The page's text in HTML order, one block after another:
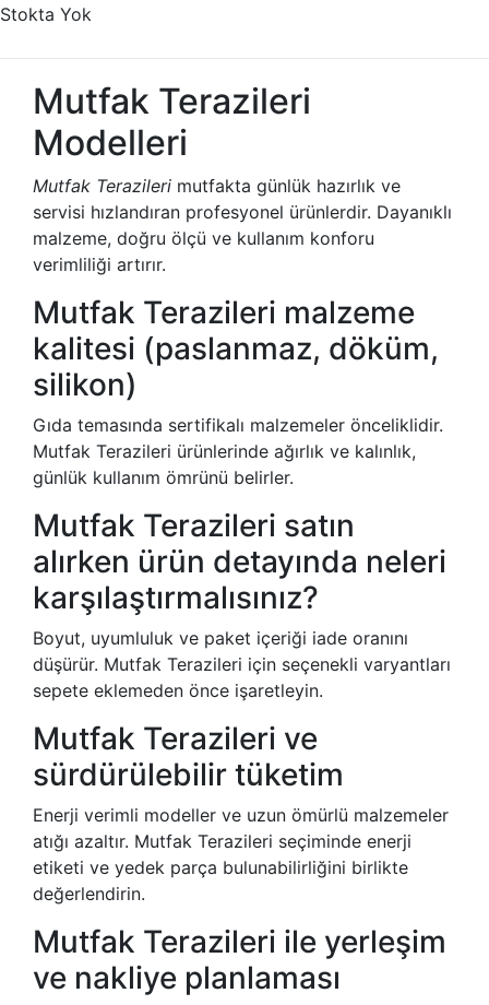
Stokta Yok
Mutfak Terazileri
Modelleri
Mutfak Terazileri mutfakta günlük hazırlık ve
servisi hızlandıran profesyonel ürünlerdir. Dayanıklı
malzeme, doğru ölçü ve kullanım konforu
verimliliği artırır.
Mutfak Terazileri malzeme
kalitesi (paslanmaz, döküm,
silikon)
Gıda temasında sertifikalı malzemeler önceliklidir.
Mutfak Terazileri ürünlerinde ağırlık ve kalınlık,
günlük kullanım ömrünü belirler.
Mutfak Terazileri satın
alırken ürün detayında neleri
karşılaştırmalısınız?
Boyut, uyumluluk ve paket içeriği iade oranını
düşürür. Mutfak Terazileri için seçenekli varyantları
sepete eklemeden önce işaretleyin.
Mutfak Terazileri ve
sürdürülebilir tüketim
Enerji verimli modeller ve uzun ömürlü malzemeler
atığı azaltır. Mutfak Terazileri seçiminde enerji
etiketi ve yedek parça bulunabilirliğini birlikte
değerlendirin.
Mutfak Terazileri ile yerleşim
ve nakliye planlaması